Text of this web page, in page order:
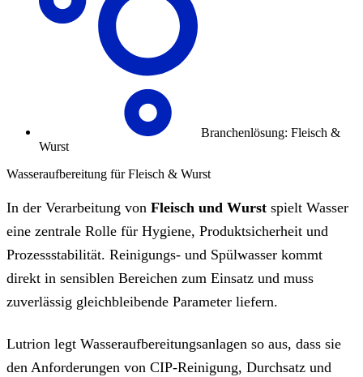
Branchenlösung: Fleisch &
Wurst
Wasseraufbereitung für Fleisch & Wurst
In der Verarbeitung von Fleisch und Wurst spielt Wasser
eine zentrale Rolle für Hygiene, Produktsicherheit und
Prozessstabilität. Reinigungs‑ und Spülwasser kommt
direkt in sensiblen Bereichen zum Einsatz und muss
zuverlässig gleichbleibende Parameter liefern.
Lutrion legt Wasseraufbereitungsanlagen so aus, dass sie
den Anforderungen von CIP‑Reinigung, Durchsatz und